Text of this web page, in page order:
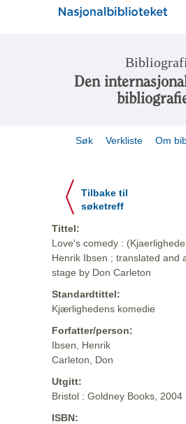
Bibliografi
Den
Søk Verkliste Om
Tilbake til
søketreff
Tittel:
Love's comedy :
Henrik Ibsen ; translated and
stage by Don Carleton
Standardtittel:
Kjærlighedens komedie
Forfatter/person:
Ibsen, Henrik
Carleton, Don
Utgitt:
Bristol : Goldney Books, 2004
ISBN: